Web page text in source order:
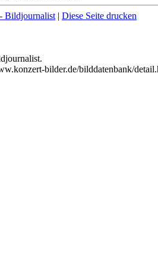
Bildjournalist | Diese Seite drucken
bilder.de/bilddatenbank/